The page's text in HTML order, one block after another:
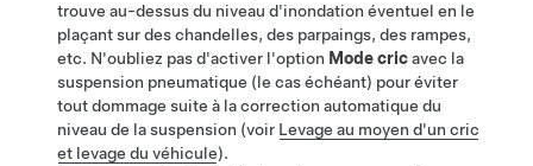
trouve au-dessus du niveau d'inondation éventuel en le
plaçant sur des chandelles, des parpaings, des rampes,
etc. N'oubliez pas d'activer l'option Mode cricavec la
suspension pneumatique (le cas échéant) pour éviter
tout dommage suite à la correction automatique du
niveau de la suspension (voir Levage au moyen d'un cric
et levage du véhicule).